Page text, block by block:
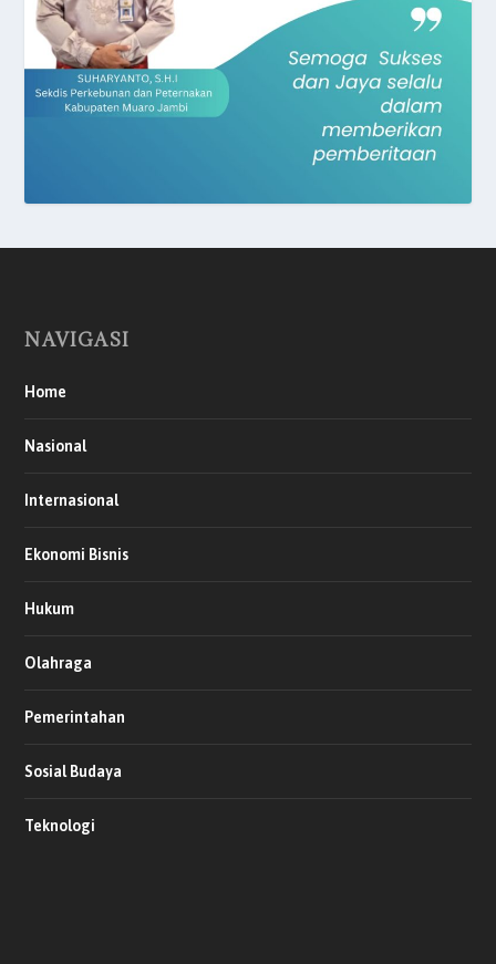
NAVIGASI
Home
Nasional
Internasional
Ekonomi Bisnis
Hukum
Olahraga
Pemerintahan
Sosial Budaya
Teknologi